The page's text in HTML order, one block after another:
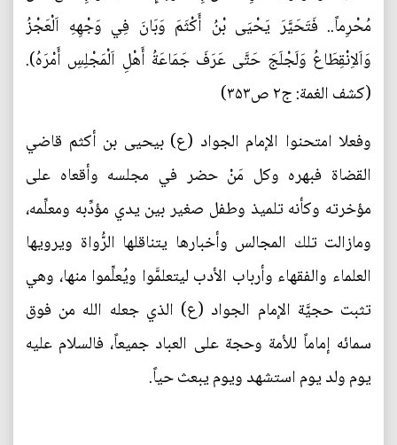
مُحْرِماً.. فَتَحَيَّرَ يَحْيَى بْنُ أَكْثَمَ وَبَانَ فِي وَجْهِهِ اَلْعَجْزُ
وَاَلاِنْقِطَاعُ وَلَجْلَجَ حَتَّى عَرَفَ جَمَاعَةُ أَهْلِ اَلْمَجْلِسِ أَمْرَهُ).
(كشف الغمة: ج۲ ص۳۵۳)
وفعلا امتحنوا الإمام الجواد (ع) بيحيى بن أكثم قاضي
القضاة فبهره وكل مَنْ حضر في مجلسه وأقعاه على
مؤخرته وكأنه تلميذ وطفل صغير بين يدي مؤدِّبه ومعلِّمه،
ومازالت تلك المجالس وأخبارها يتناقلها الرُّواة ويرويها
العلماء والفقهاء وأرباب الأدب ليتعلمَّوا ويُعلِّموا منها، وهي
تثبت حجيَّة الإمام الجواد (ع) الذي جعله الله من فوق
سمائه إماماً للأمة وحجة على العباد جميعاً، فالسلام عليه
يوم ولد يوم استشهد ويوم يبعث حياً.